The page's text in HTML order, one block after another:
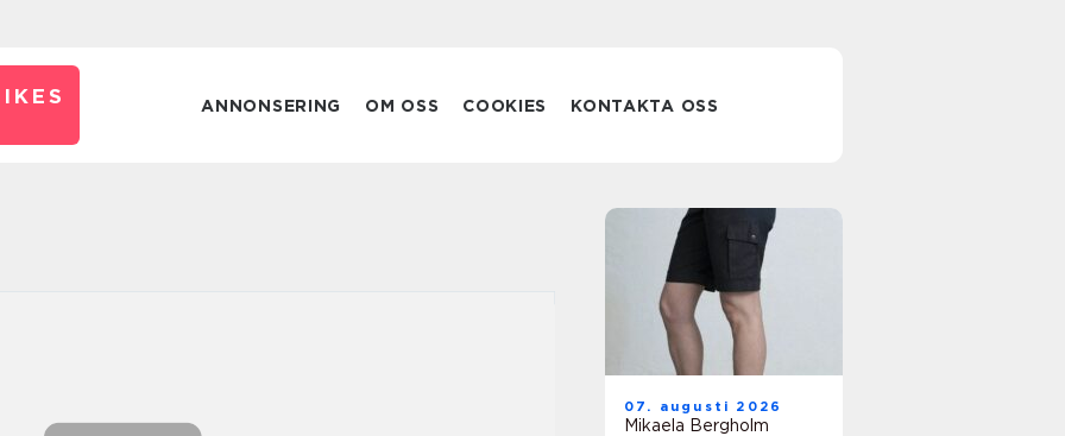
ANNONSERING OM OSS COOKIES KONTAKTA OSS
07. augusti 2026
Mikaela Bergholm